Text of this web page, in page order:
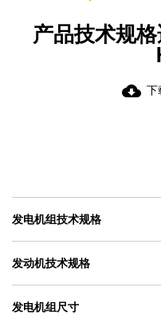
产品技术规
cloud_download 下
发电机组技术规格
发动机技术规格
发电机组尺寸